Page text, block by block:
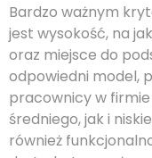
Bardzo ważnym
jest wysokość, na
oraz miejsce do
odpowiedni model,
pracownicy w
średniego, jak i
również